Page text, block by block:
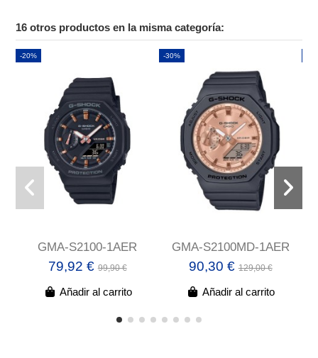
16 otros productos en la misma categoría:
-20%
GMA-S2100-1AER
79,92 €99,90 €
Añadir al carrito
-30%
GMA-S2100MD-1AER
90,30 €129,00 €
Añadir al carrito